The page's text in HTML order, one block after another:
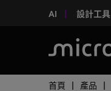
AI 設計工具
首頁 產品